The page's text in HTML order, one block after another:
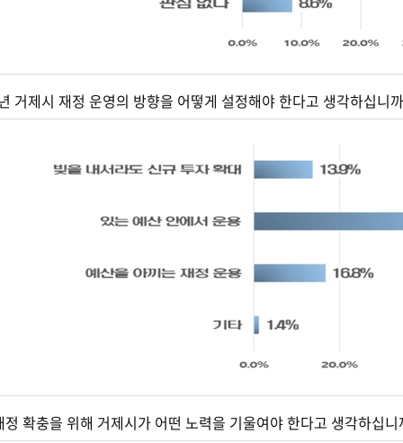
거제시 재정 운영의 방향을 어떻게 설정해야 한다고 생각하십니
정 확충을 위해 거제시가 어떤 노력을 기울여야 한다고 생각하십니